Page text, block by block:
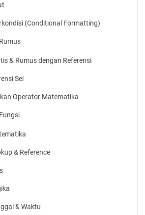
(Conditional Formatting)
& Rumus dengan Referensi
Sel
Operator Matematika
& Reference
& Waktu